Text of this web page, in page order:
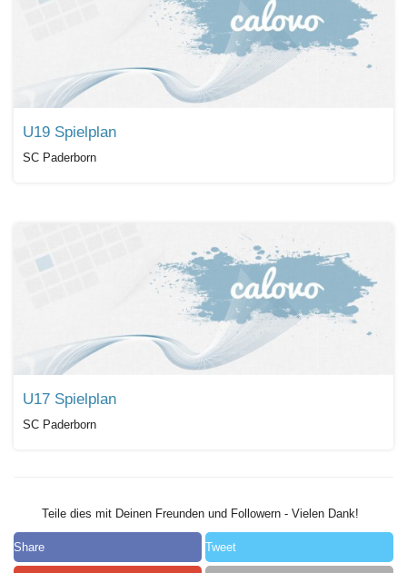
U19 Spielplan
SC Paderborn
U17 Spielplan
SC Paderborn
Teile dies mit Deinen Freunden und Followern - Vielen Dank!
Share Tweet